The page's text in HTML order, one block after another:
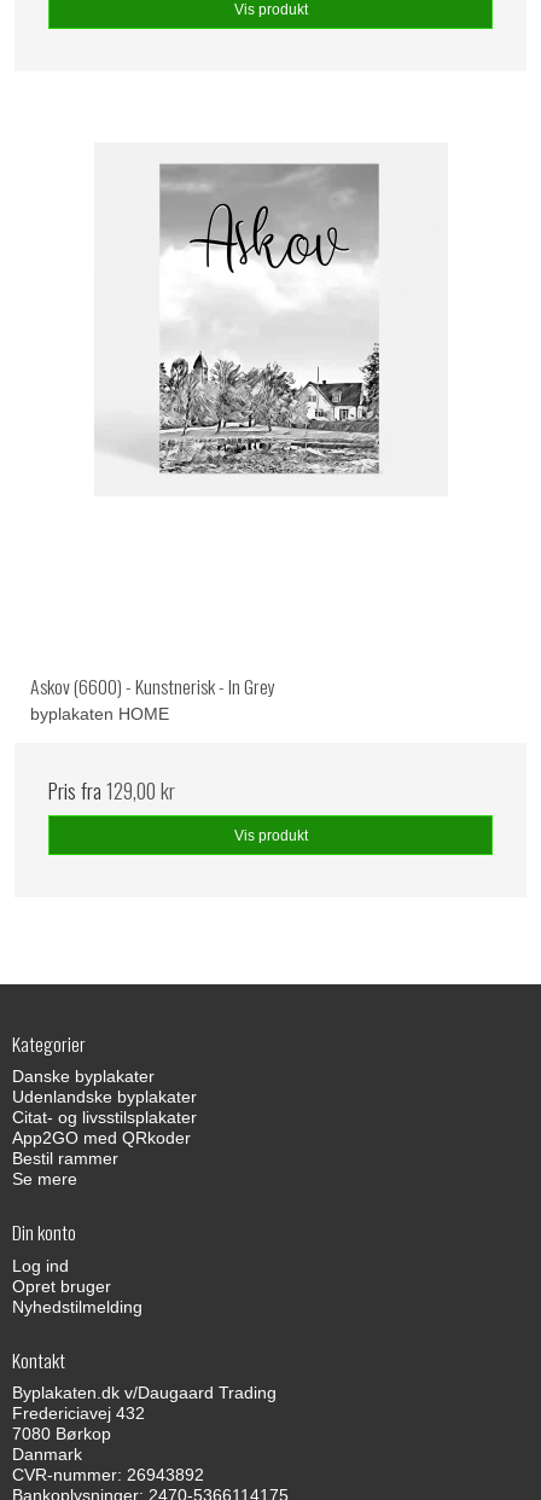
Vis produkt
Askov (6600) - Kunstnerisk - In Grey
byplakaten HOME
Pris fra129,00 kr
Vis produkt
Kategorier
Danske byplakater
Udenlandske byplakater
Citat- og livsstilsplakater
App2GO med QRkoder
Bestil rammer
Se mere
Din konto
Log ind
Opret bruger
Nyhedstilmelding
Kontakt
Byplakaten.dk v/Daugaard Trading
Fredericiavej 432
7080 Børkop
Danmark
CVR-nummer: 26943892
Bankoplysninger: 2470-5366114175